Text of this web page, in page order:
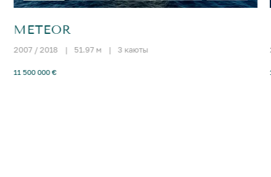
METEOR
2007 / 2018 | 51.97 м | 3 каюты
11 500 000 €